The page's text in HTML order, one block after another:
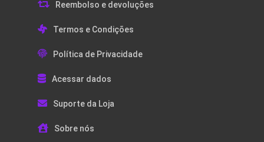
Reembolso e devoluções
Termos e Condições
Política de Privacidade
Acessar dados
Suporte da Loja
Sobre nós